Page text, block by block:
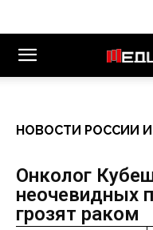
НОВОСТИ РОССИИ
Онколог
неочевидных
грозят раком